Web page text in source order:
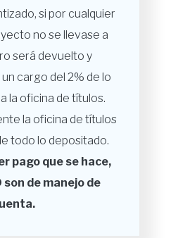
si por cualquier
no se llevase a
será devuelto y
cargo del 2% de lo
la oficina de títulos.
la oficina de títulos
todo lo depositado.
pago que se hace,
de manejo de